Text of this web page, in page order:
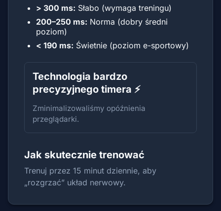
> 300 ms: Słabo (wymaga treningu)
200–250 ms: Norma (dobry średni
poziom)
< 190 ms: Świetnie (poziom e-sportowy)
Technologia bardzo
precyzyjnego timera ⚡
Zminimalizowaliśmy opóźnienia
przeglądarki.
Jak skutecznie trenować
Trenuj przez 15 minut dziennie, aby
„rozgrzać” układ nerwowy.